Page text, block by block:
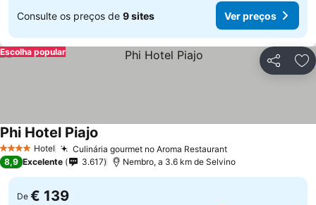
Consulte os preços de 9 sites Ver preços
Partilhar
Escolha popular
4 EstrelasHotel Culinária gourmet no Aroma Restaurant
Phi Hotel Piajo
8,9 Excelente 3.617 Nembro, a 3.6 km de Selvino
De € 139